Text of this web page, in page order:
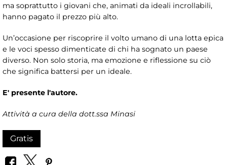
ma soprattutto i giovani che, animati da ideali incrollabili,
hanno pagato il prezzo più alto.
Un’occasione per riscoprire il volto umano di una lotta epica
e le voci spesso dimenticate di chi ha sognato un paese
diverso. Non solo storia, ma emozione e riflessione su ciò
che significa battersi per un ideale.
E' presente l'autore.
Attività a cura della dott.ssa Minasi
Gratis